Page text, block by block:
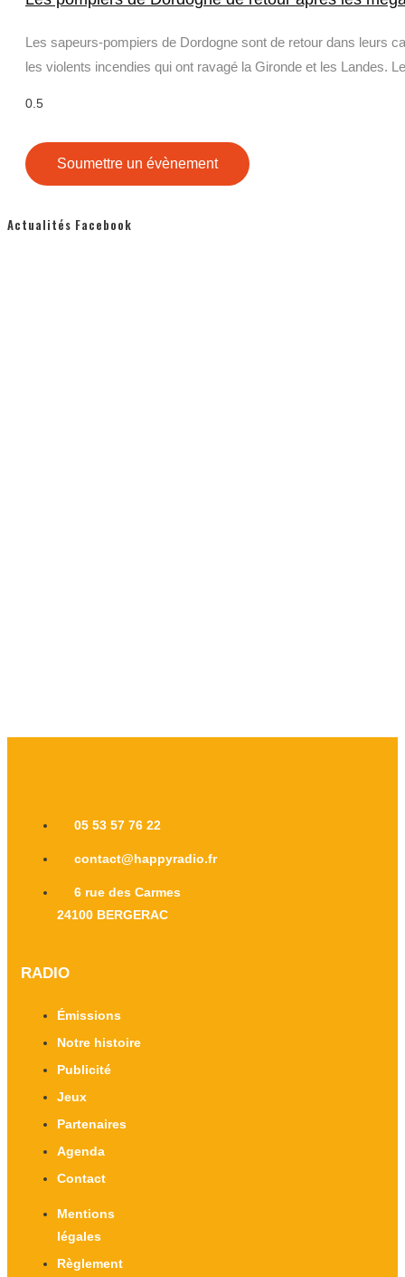
Les sapeurs-pompiers de Dordogne sont de retour dans leurs
les violents incendies qui ont ravagé la Gironde et les Landes.
Soumettre un évènement
Actualités Facebook
05 53 57 76 22
contact@happyradio.fr
6 rue des Carmes
24100 BERGERAC
RADIO
Émissions
Notre histoire
Publicité
Jeux
Partenaires
Agenda
Contact
Mentions
légales
Règlement